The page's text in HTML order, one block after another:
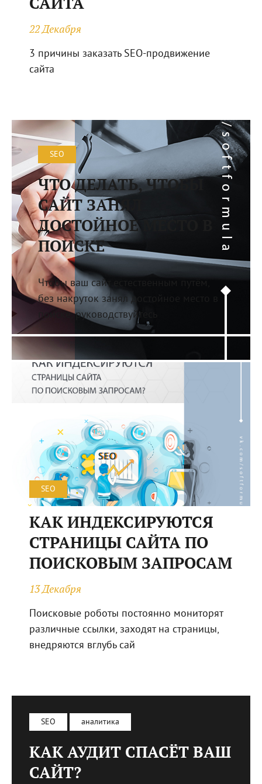
22 Декабря
3 причины заказать SEO-продвижение
сайта
SEO
ЧТО ДЕЛАТЬ, ЧТОБЫ
САЙТ ЗАНЯЛ
ДОСТОЙНОЕ МЕСТО В
ПОИСКЕ
Чтобы ваш сайт естественным путём,
без накруток занял достойное место в
поиске, руководствуйтесь
SEO
КАК ИНДЕКСИРУЮТСЯ
СТРАНИЦЫ САЙТА ПО
ПОИСКОВЫМ ЗАПРОСАМ
13 Декабря
Поисковые роботы постоянно мониторят
различные ссылки, заходят на страницы,
внедряются вглубь сай
SEO аналитика
КАК АУДИТ СПАСЁТ ВАШ
САЙТ?